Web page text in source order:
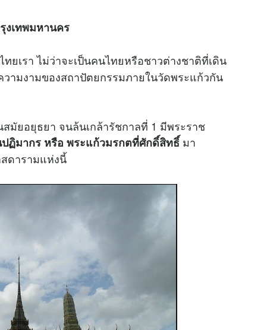
งเทพมหานคร
ยเรา ไม่ว่าจะเป็นคนไทยหรือชาวต่างชาติที่เดิน
ามงามของสถาปัตยกรรมภายในวัดพระแก้วกัน
มัยอยุธยา จนล้นเกล้ารัชกาลที่ 1 มีพระราช
มากร หรือ พระแก้วมรกตที่ศักดิ์สิทธิ์ มา
ดารามแห่งนี้